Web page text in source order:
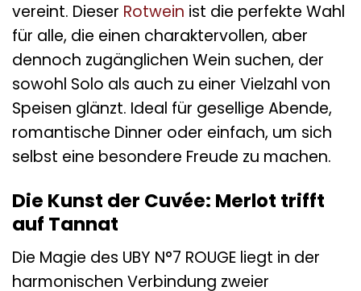
vereint. Dieser Rotwein ist die perfekte Wahl
für alle, die einen charaktervollen, aber
dennoch zugänglichen Wein suchen, der
sowohl Solo als auch zu einer Vielzahl von
Speisen glänzt. Ideal für gesellige Abende,
romantische Dinner oder einfach, um sich
selbst eine besondere Freude zu machen.
Die Kunst der Cuvée: Merlot trifft
auf Tannat
Die Magie des UBY N°7 ROUGE liegt in der
harmonischen Verbindung zweier